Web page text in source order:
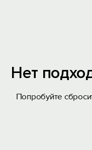
Нет
Попробуйте